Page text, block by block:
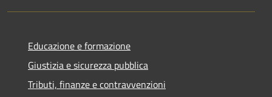
Educazione e formazione
Giustizia e sicurezza pubblica
Tributi, finanze e contravvenzioni